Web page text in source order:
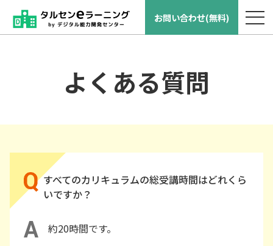
導入の流れ
よくある質問
お問い合わせ(無料)
よくある質問
すべてのカリキュラムの総受講時間はどれくら
いですか？
約20時間です。